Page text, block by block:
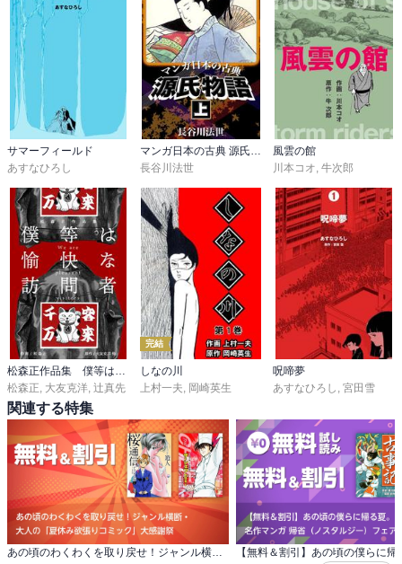
サマーフィールド
あすなひろし
マンガ日本の古典 源氏物語
長谷川法世
風雲の館
川本コオ, 牛次郎
松森正 大友克洋 辻真先
完結
しなの川
上村一夫 岡崎英生
呪啼夢
あすなひろし 宮田雪
関連する特集